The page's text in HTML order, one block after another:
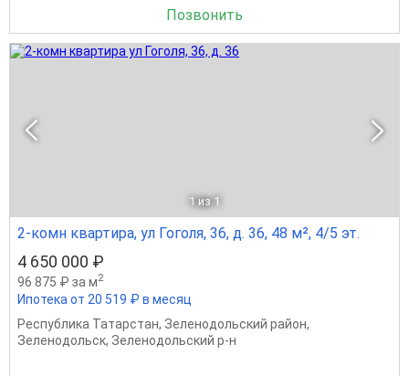
Позвонить
1 из 1
2-комн квартира, ул Гоголя, 36, д. 36, 48 м², 4/5 эт.
4 650 000 ₽
96 875 ₽ за м2
Ипотека от 20 519 ₽ в месяц
Республика Татарстан, Зеленодольский район,
Зеленодольск, Зеленодольский р-н